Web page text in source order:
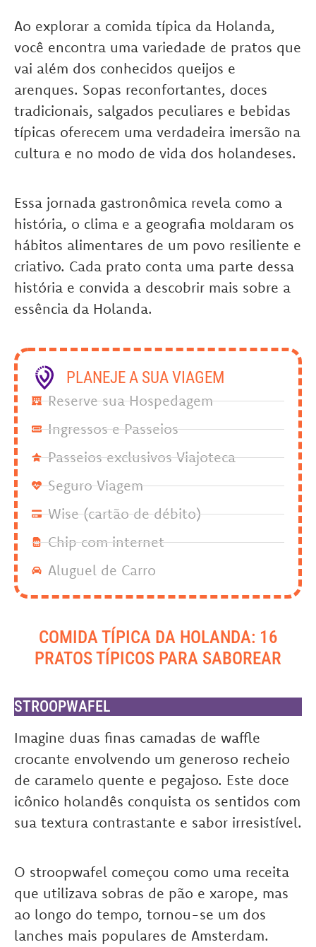
Ao explorar a comida típica da Holanda,
você encontra uma variedade de pratos que
vai além dos conhecidos queijos e
arenques. Sopas reconfortantes, doces
tradicionais, salgados peculiares e bebidas
típicas oferecem uma verdadeira imersão na
cultura e no modo de vida dos holandeses.
Essa jornada gastronômica revela como a
história, o clima e a geografia moldaram os
hábitos alimentares de um povo resiliente e
criativo. Cada prato conta uma parte dessa
história e convida a descobrir mais sobre a
essência da Holanda.
PLANEJE A SUA VIAGEM
Reserve sua Hospedagem
Ingressos e Passeios
Passeios exclusivos Viajoteca
Seguro Viagem
Wise (cartão de débito)
Chip com internet
Aluguel de Carro
COMIDA TÍPICA DA HOLANDA: 16
PRATOS TÍPICOS PARA SABOREAR
STROOPWAFEL
Imagine duas finas camadas de waffle
crocante envolvendo um generoso recheio
de caramelo quente e pegajoso. Este doce
icônico holandês conquista os sentidos com
sua textura contrastante e sabor irresistível.
O stroopwafel começou como uma receita
que utilizava sobras de pão e xarope, mas
ao longo do tempo, tornou-se um dos
lanches mais populares de Amsterdam.